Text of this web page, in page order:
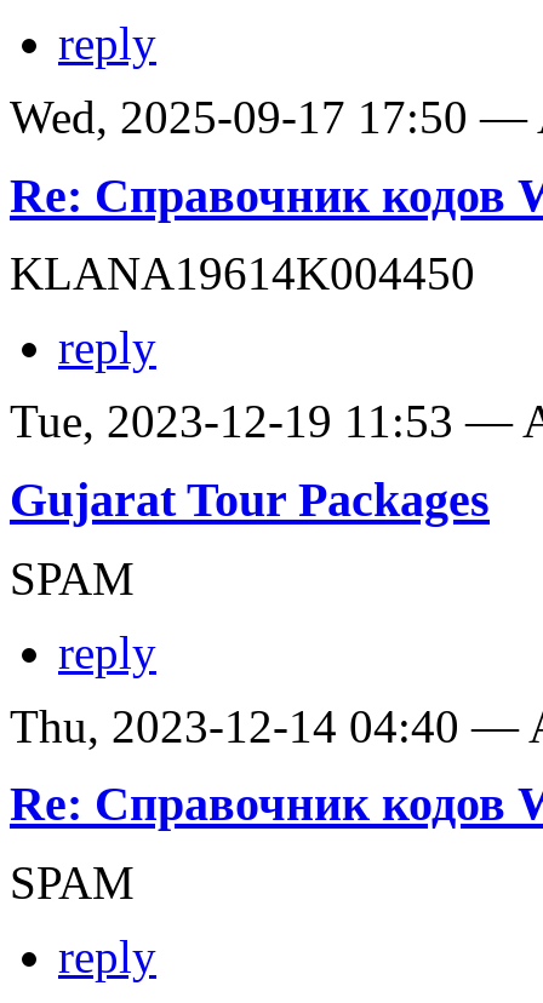
reply
Wed, 2025-09-17 17:50 —
Re: Справочник кодов
KLANA19614K004450
reply
Tue, 2023-12-19 11:53 —
Gujarat Tour Packages
SPAM
reply
Thu, 2023-12-14 04:40 —
Re: Справочник кодов
SPAM
reply